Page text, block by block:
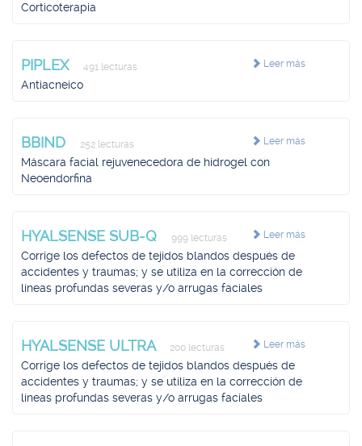
Corticoterapia
Leer más
PIPLEX 491 lecturas
Antiacneico
Leer más
BBIND 252 lecturas
Máscara facial rejuvenecedora de hidrogel con
Neoendorfina
Leer más
HYALSENSE SUB-Q 999 lecturas
Corrige los defectos de tejidos blandos después de
accidentes y traumas; y se utiliza en la corrección de
líneas profundas severas y/o arrugas faciales
Leer más
HYALSENSE ULTRA 200 lecturas
Corrige los defectos de tejidos blandos después de
accidentes y traumas; y se utiliza en la corrección de
líneas profundas severas y/o arrugas faciales